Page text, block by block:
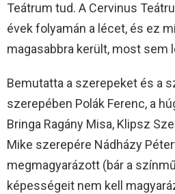
Teátrum tud. A Cervinus
évek folyamán a lécet, és ez
magasabbra került, most sem
Bemutatta a szerepeket és a
szerepében Polák Ferenc, a
Bringa Ragány Misa, Klipsz
Mike szerepére Nádházy
megmagyarázott (bár a
képességeit nem kell